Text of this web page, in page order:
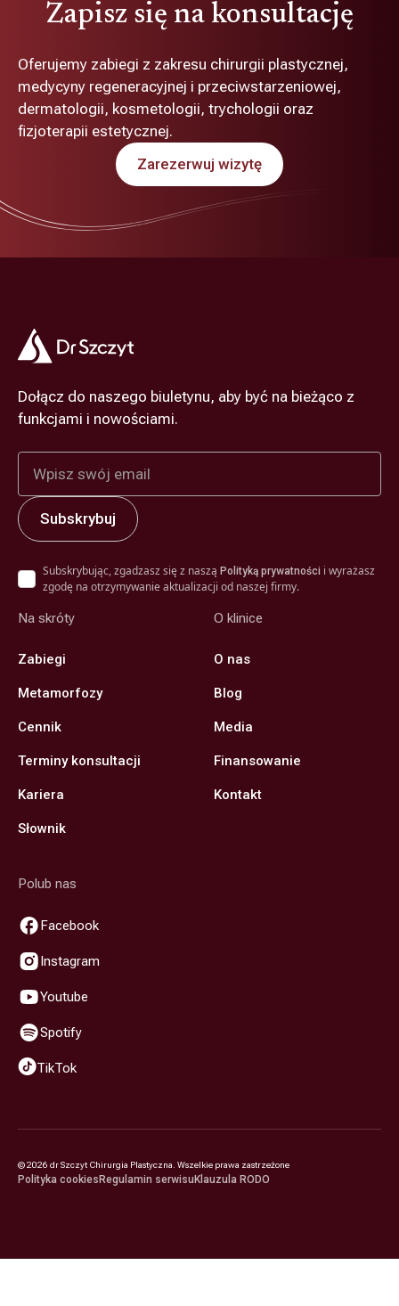
Zapisz się na konsultację
Oferujemy zabiegi z zakresu chirurgii plastycznej,
medycyny regeneracyjnej i przeciwstarzeniowej,
dermatologii, kosmetologii, trychologii oraz
fizjoterapii estetycznej.
Zarezerwuj wizytę
Dołącz do naszego biuletynu, aby być na bieżąco z
funkcjami i nowościami.
Subskrybując, zgadzasz się z naszą Polityką prywatności i wyrażasz
zgodę na otrzymywanie aktualizacji od naszej firmy.
Na skróty
Zabiegi
Metamorfozy
Cennik
Terminy konsultacji
Kariera
Słownik
O klinice
O nas
Blog
Media
Finansowanie
Kontakt
Polub nas
Facebook
Instagram
Youtube
Spotify
TikTok
©2026 dr Szczyt Chirurgia Plastyczna. Wszelkie prawa zastrzeżone
Polityka cookies Regulamin serwisu Klauzula RODO